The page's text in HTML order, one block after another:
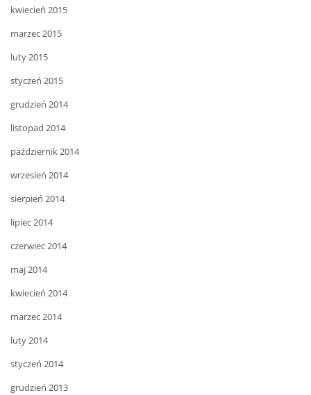
kwiecień 2015
marzec 2015
luty 2015
styczeń 2015
grudzień 2014
listopad 2014
październik 2014
wrzesień 2014
sierpień 2014
lipiec 2014
czerwiec 2014
maj 2014
kwiecień 2014
marzec 2014
luty 2014
styczeń 2014
grudzień 2013